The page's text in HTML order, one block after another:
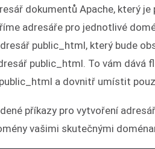
dokumentů Apache, který
adresáře pro jednotlivé
public_html, který bude
public_html. To vám dává
a dovnitř umístit
příkazy pro vytvoření
vašimi skutečnými